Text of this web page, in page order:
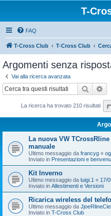
T-
FAQ
T-Cross Club T-Cross Club
Argomenti senza
Vai alla ricerca avanzata
Cerca
La ricerca ha trovato 210 risultati
La nuova VW
manuale
Ultimo messaggio da francyg «
Inviato in Presentazioni e
Kit Inverno
Ultimo messaggio da luigi.1 « 17/
Inviato in Allestimenti e Versioni
Ricarica wireless del
Ultimo messaggio da
Inviato in T-Cross Club